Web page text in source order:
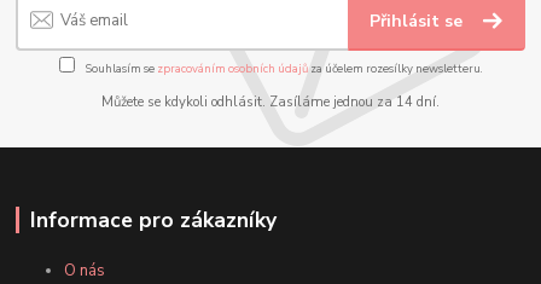
Přihlásit se
Souhlasím se zpracováním osobních údajůza účelem rozesílky newsletteru.
Můžete se kdykoli odhlásit. Zasíláme jednou za 14 dní.
Informace pro zákazníky
O nás